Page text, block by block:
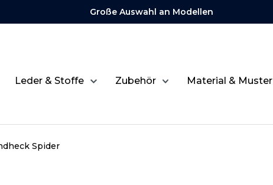
Große Auswahl an Modellen
Leder & Stoffe Zubehör Material & Muster
Spider